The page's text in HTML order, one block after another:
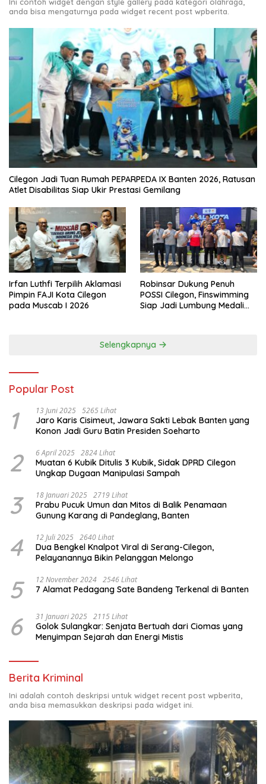
anda bisa mengaturnya pada widget recent post wpberita.
Cilegon Jadi Tuan Rumah PEPARPEDA IX Banten 2026, Ratusan
Atlet Disabilitas Siap Ukir Prestasi Gemilang
Irfan Luthfi Terpilih Aklamasi
Pimpin FAJI Kota Cilegon
pada Muscab I 2026
Robinsar Dukung Penuh
POSSI Cilegon, Finswimming
Siap Jadi Lumbung Medali
Selengkapnya
Popular Post
1 13 Juni 2025 5265 Lihat
Jaro Karis Cisimeut, Jawara Sakti Lebak Banten yang
Konon Jadi Guru Batin Presiden Soeharto
2 6 April 2025 2824 Lihat
Muatan 6 Kubik Ditulis 3 Kubik, Sidak DPRD Cilegon
Ungkap Dugaan Manipulasi Sampah
3 18 Januari 2025 2719 Lihat
Prabu Pucuk Umun dan Mitos di Balik Penamaan
Gunung Karang di Pandeglang, Banten
4 12 Juli 2025 2640 Lihat
Dua Bengkel Knalpot Viral di Serang-Cilegon,
Pelayanannya Bikin Pelanggan Melongo
5 12 November 2024 2546 Lihat
7 Alamat Pedagang Sate Bandeng Terkenal di Banten
6 31 Januari 2025 2115 Lihat
Golok Sulangkar: Senjata Bertuah dari Ciomas yang
Menyimpan Sejarah dan Energi Mistis
Berita Kriminal
Ini adalah contoh deskripsi untuk widget recent post wpberita,
anda bisa memasukkan deskripsi pada widget ini.